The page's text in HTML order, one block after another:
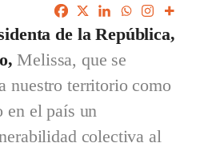
de la República,
Melissa, que se
nuestro territorio como
en el país un
colectiva al